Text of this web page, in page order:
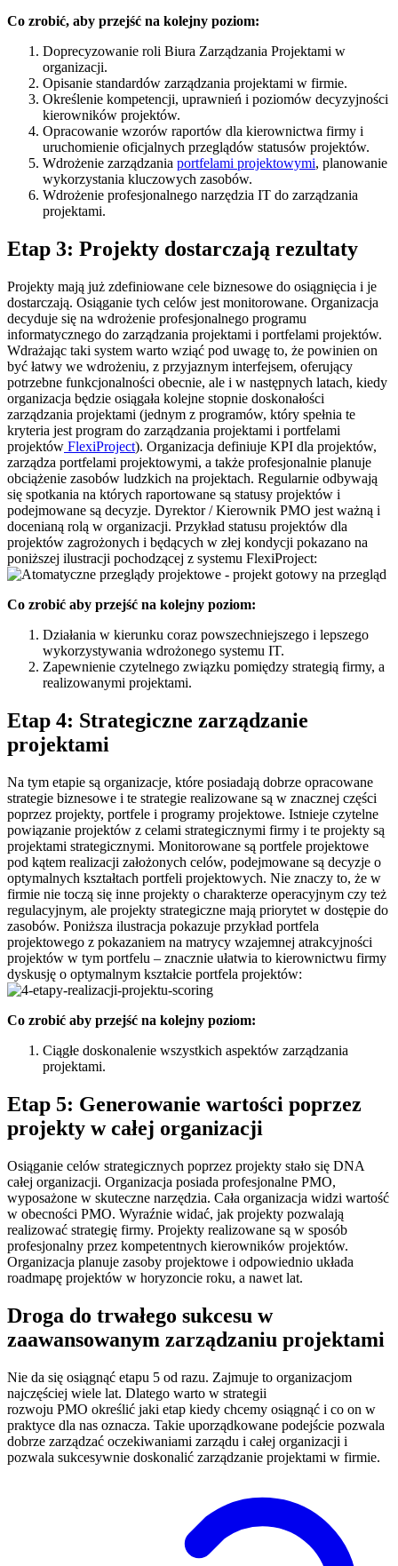
Co zrobić, aby przejść na kolejny poziom:
Doprecyzowanie roli Biura Zarządzania Projektami w
organizacji.
Opisanie standardów zarządzania projektami w firmie.
Określenie kompetencji, uprawnień i poziomów decyzyjności
kierowników projektów.
Opracowanie wzorów raportów dla kierownictwa firmy i
uruchomienie oficjalnych przeglądów statusów projektów.
Wdrożenie zarządzania portfelami projektowymi, planowanie
wykorzystania kluczowych zasobów.
Wdrożenie profesjonalnego narzędzia IT do zarządzania
projektami.
Etap 3: Projekty dostarczają rezultaty
Projekty mają już zdefiniowane cele biznesowe do osiągnięcia i je
dostarczają. Osiąganie tych celów jest monitorowane. Organizacja
decyduje się na wdrożenie profesjonalnego programu
informatycznego do zarządzania projektami i portfelami projektów.
Wdrażając taki system warto wziąć pod uwagę to, że powinien on
być łatwy we wdrożeniu, z przyjaznym interfejsem, oferujący
potrzebne funkcjonalności obecnie, ale i w następnych latach, kiedy
organizacja będzie osiągała kolejne stopnie doskonałości
zarządzania projektami (jednym z programów, który spełnia te
kryteria jest program do zarządzania projektami i portfelami
projektów FlexiProject). Organizacja definiuje KPI dla projektów,
zarządza portfelami projektowymi, a także profesjonalnie planuje
obciążenie zasobów ludzkich na projektach. Regularnie odbywają
się spotkania na których raportowane są statusy projektów i
podejmowane są decyzje. Dyrektor / Kierownik PMO jest ważną i
docenianą rolą w organizacji. Przykład statusu projektów dla
projektów zagrożonych i będących w złej kondycji pokazano na
poniższej ilustracji pochodzącej z systemu FlexiProject:
Co zrobić aby przejść na kolejny poziom:
Działania w kierunku coraz powszechniejszego i lepszego
wykorzystywania wdrożonego systemu IT.
Zapewnienie czytelnego związku pomiędzy strategią firmy, a
realizowanymi projektami.
Etap 4: Strategiczne zarządzanie
projektami
Na tym etapie są organizacje, które posiadają dobrze opracowane
strategie biznesowe i te strategie realizowane są w znacznej części
poprzez projekty, portfele i programy projektowe. Istnieje czytelne
powiązanie projektów z celami strategicznymi firmy i te projekty są
projektami strategicznymi. Monitorowane są portfele projektowe
pod kątem realizacji założonych celów, podejmowane są decyzje o
optymalnych kształtach portfeli projektowych. Nie znaczy to, że w
firmie nie toczą się inne projekty o charakterze operacyjnym czy też
regulacyjnym, ale projekty strategiczne mają priorytet w dostępie do
zasobów. Poniższa ilustracja pokazuje przykład portfela
projektowego z pokazaniem na matrycy wzajemnej atrakcyjności
projektów w tym portfelu – znacznie ułatwia to kierownictwu firmy
dyskusję o optymalnym kształcie portfela projektów:
Co zrobić aby przejść na kolejny poziom:
Ciągłe doskonalenie wszystkich aspektów zarządzania
projektami.
Etap 5: Generowanie wartości poprzez
projekty w całej organizacji
Osiąganie celów strategicznych poprzez projekty stało się DNA
całej organizacji. Organizacja posiada profesjonalne PMO,
wyposażone w skuteczne narzędzia. Cała organizacja widzi wartość
w obecności PMO. Wyraźnie widać, jak projekty pozwalają
realizować strategię firmy. Projekty realizowane są w sposób
profesjonalny przez kompetentnych kierowników projektów.
Organizacja planuje zasoby projektowe i odpowiednio układa
roadmapę projektów w horyzoncie roku, a nawet lat.
Droga do trwałego sukcesu w
zaawansowanym zarządzaniu projektami
Nie da się osiągnąć etapu 5 od razu. Zajmuje to organizacjom
najczęściej wiele lat. Dlatego warto w strategii
rozwoju PMO określić jaki etap kiedy chcemy osiągnąć i co on w
praktyce dla nas oznacza. Takie uporządkowane podejście pozwala
dobrze zarządzać oczekiwaniami zarządu i całej organizacji i
pozwala sukcesywnie doskonalić zarządzanie projektami w firmie.